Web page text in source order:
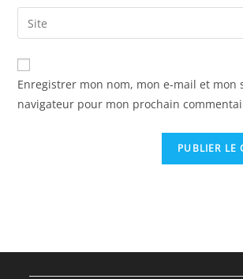
comment
email
address
comment
Saisir
l’URL
de
votre
(facultatif)
Enregistrer mon nom, mon e-mail et mon
navigateur pour mon prochain